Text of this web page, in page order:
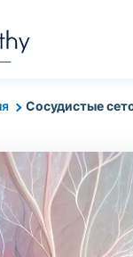
Сосудистые
крови - 50